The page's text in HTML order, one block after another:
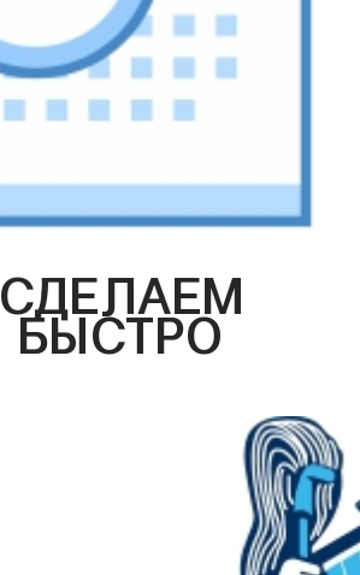
СДЕЛАЕМ
БЫСТРО